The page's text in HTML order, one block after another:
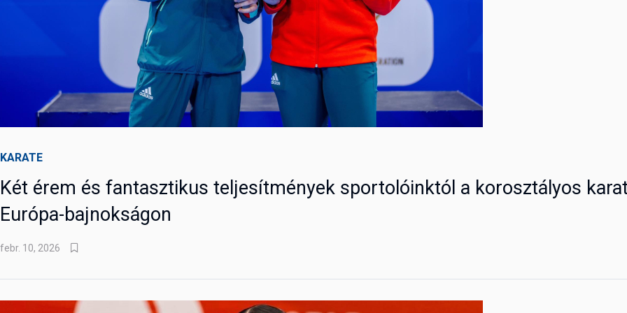
KARATE
Két érem és fantasztikus teljesítmények sportolóinktól a korosztályos
Európa-bajnokságon
febr. 10, 2026